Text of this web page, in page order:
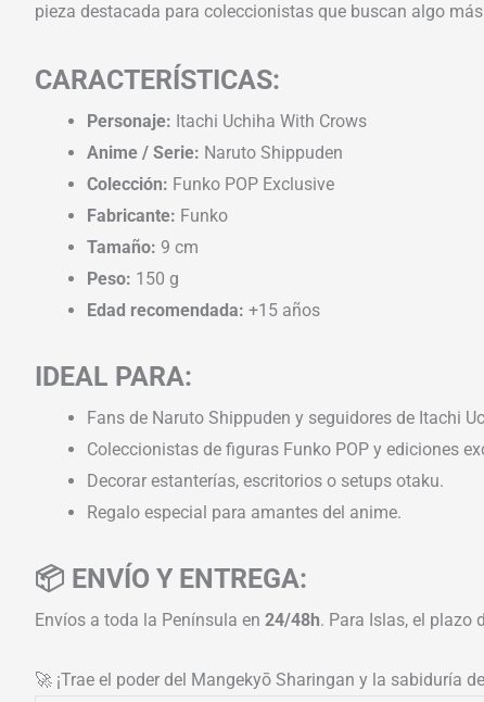
pieza destacada para coleccionistas que buscan algo
CARACTERÍSTICAS:
Personaje: Itachi Uchiha With Crows
Anime / Serie: Naruto Shippuden
Colección: Funko POP Exclusive
Fabricante: Funko
Tamaño: 9 cm
Peso: 150 g
Edad recomendada: +15 años
IDEAL PARA:
Fans de Naruto Shippuden y seguidores de Itachi
Coleccionistas de figuras Funko POP y ediciones
Decorar estanterías, escritorios o setups otaku.
Regalo especial para amantes del anime.
📦 ENVÍO Y ENTREGA:
Envíos a toda la Península en 24/48h. Para Islas, el plazo
🚀 ¡Trae el poder del Mangekyō Sharingan y la sabiduría